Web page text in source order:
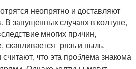
неопрятно и доставляют
В запущенных случаях в колтуне,
многих причин,
скапливается грязь и пыль.
что эта проблема знакома